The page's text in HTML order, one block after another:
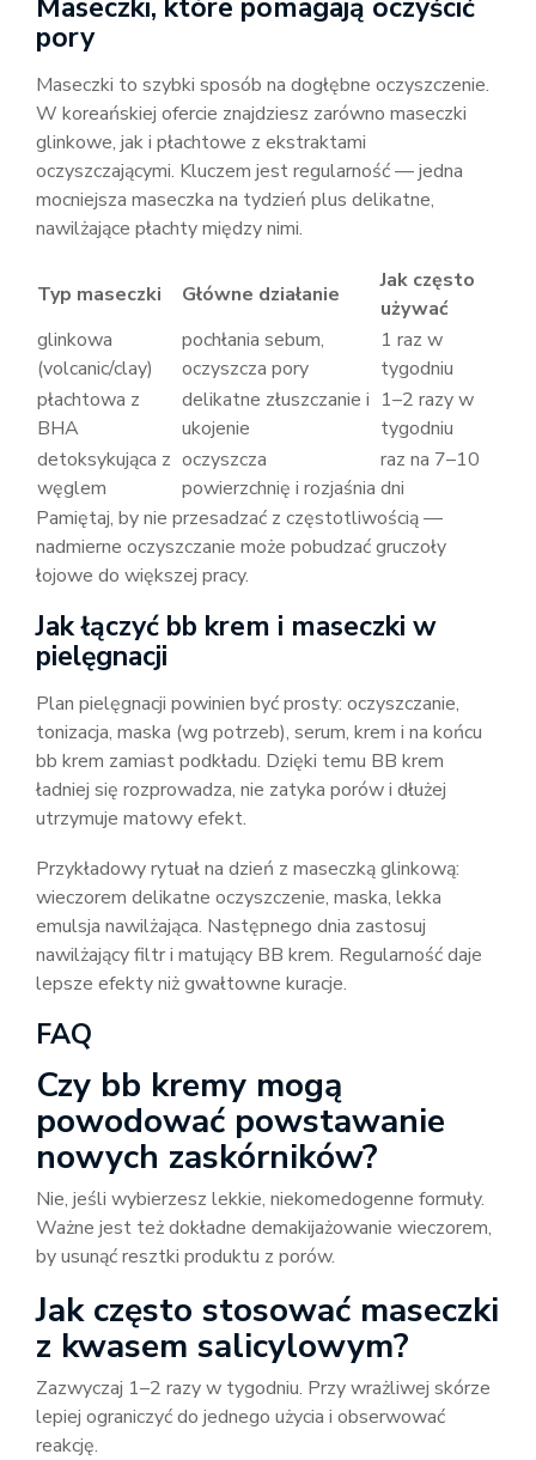
pory
Maseczki to szybki sposób na dogłębne oczyszczenie.
W koreańskiej ofercie znajdziesz zarówno maseczki
glinkowe, jak i płachtowe z ekstraktami
oczyszczającymi. Kluczem jest regularność — jedna
mocniejsza maseczka na tydzień plus delikatne,
nawilżające płachty między nimi.
Typ maseczki Główne działanie
Jak często
używać
glinkowa
(volcanic/clay)
pochłania sebum,
oczyszcza pory
1 raz w
tygodniu
płachtowa z
BHA
delikatne złuszczanie i
ukojenie
1–2 razy w
tygodniu
detoksykująca z
węglem
oczyszcza
powierzchnię i rozjaśnia
raz na 7–10
dni
Pamiętaj, by nie przesadzać z częstotliwością —
nadmierne oczyszczanie może pobudzać gruczoły
łojowe do większej pracy.
Jak łączyć bb krem i maseczki w
pielęgnacji
Plan pielęgnacji powinien być prosty: oczyszczanie,
tonizacja, maska (wg potrzeb), serum, krem i na końcu
bb krem zamiast podkładu. Dzięki temu BB krem
ładniej się rozprowadza, nie zatyka porów i dłużej
utrzymuje matowy efekt.
Przykładowy rytuał na dzień z maseczką glinkową:
wieczorem delikatne oczyszczenie, maska, lekka
emulsja nawilżająca. Następnego dnia zastosuj
nawilżający filtr i matujący BB krem. Regularność daje
lepsze efekty niż gwałtowne kuracje.
FAQ
Czy bb kremy mogą
powodować powstawanie
nowych zaskórników?
Nie, jeśli wybierzesz lekkie, niekomedogenne formuły.
Ważne jest też dokładne demakijażowanie wieczorem,
by usunąć resztki produktu z porów.
Jak często stosować maseczki
z kwasem salicylowym?
Zazwyczaj 1–2 razy w tygodniu. Przy wrażliwej skórze
lepiej ograniczyć do jednego użycia i obserwować
reakcję.